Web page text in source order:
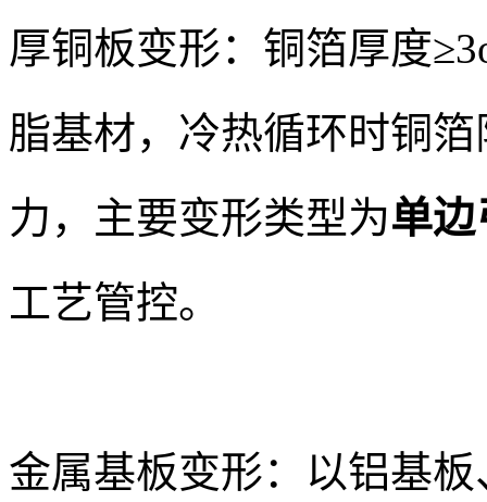
厚铜板变形：铜箔厚度
脂基材，冷热循环时铜
力，主要变形类型为单边
工艺管控。
金属基板变形：以铝基